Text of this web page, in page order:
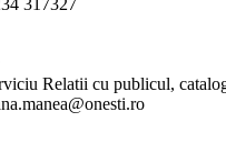
Relatii cu publicul,